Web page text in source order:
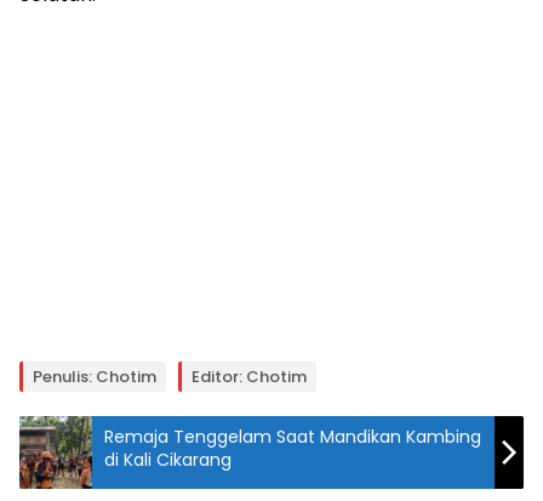
Penulis: Chotim Editor: Chotim
Remaja Tenggelam Saat Mandikan Kambing
di Kali Cikarang